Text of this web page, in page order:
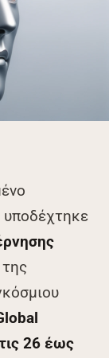
υποδέχτηκε
26 έως